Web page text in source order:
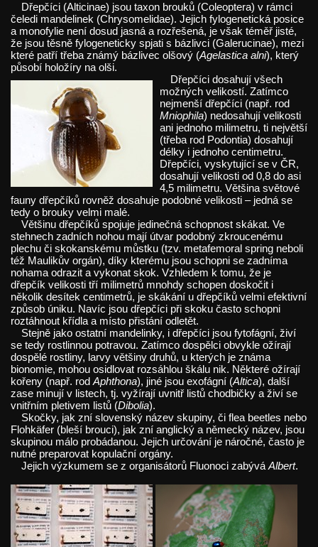
Dřepčíci (Alticinae) jsou taxon brouků (Coleoptera) v rámci
čeledi mandelinek (Chrysomelidae). Jejich fylogenetická posice
a monofylie není dosud jasná a rozřešená, je však téměř jisté,
že jsou těsně fylogeneticky spjati s bázlivci (Galerucinae), mezi
které patří třeba známý bázlivec olšový (Agelastica alni), který
působí holožíry na olši.
Dřepčíci dosahují všech
možných velikostí. Zatímco
nejmenší dřepčíci (např. rod
Mniophila) nedosahují velikosti
ani jednoho milimetru, ti největší
(třeba rod Podontia) dosahují
délky i jednoho centimetru.
Dřepčíci, vyskytující se v ČR,
dosahují velikosti od 0,8 do asi
4,5 milimetru. Většina světové
fauny dřepčíků rovněž dosahuje podobné velikosti – jedná se
tedy o brouky velmi malé.
Většinu dřepčíků spojuje jedinečná schopnost skákat. Ve
stehnech zadních nohou mají útvar podobný zkroucenému
plechu či skokanskému můstku (tzv. metafemoral spring neboli
též Maulikův orgán), díky kterému jsou schopni se zadníma
nohama odrazit a vykonat skok. Vzhledem k tomu, že je
dřepčík velikosti tří milimetrů mnohdy schopen doskočit i
několik desítek centimetrů, je skákání u dřepčíků velmi efektivní
způsob úniku. Navíc jsou dřepčíci při skoku často schopni
roztáhnout křídla a místo přistání odletět.
Stejně jako ostatní mandelinky, i dřepčíci jsou fytofágní, živí
se tedy rostlinnou potravou. Zatímco dospělci obvykle ožírají
dospělé rostliny, larvy většiny druhů, u kterých je známa
bionomie, mohou osidlovat rozsáhlou škálu nik. Některé ožírají
kořeny (např. rod Aphthona), jiné jsou exofágní (Altica), další
zase minují v listech, tj. vyžírají uvnitř listů chodbičky a živí se
vnitřním pletivem listů (Dibolia).
Skočky, jak zní slovenský název skupiny, či flea beetles nebo
Flohkäfer (bleší brouci), jak zní anglický a německý název, jsou
skupinou málo probádanou. Jejich určování je náročné, často je
nutné preparovat kopulační orgány.
Jejich výzkumem se z organisátorů Fluonoci zabývá Albert.